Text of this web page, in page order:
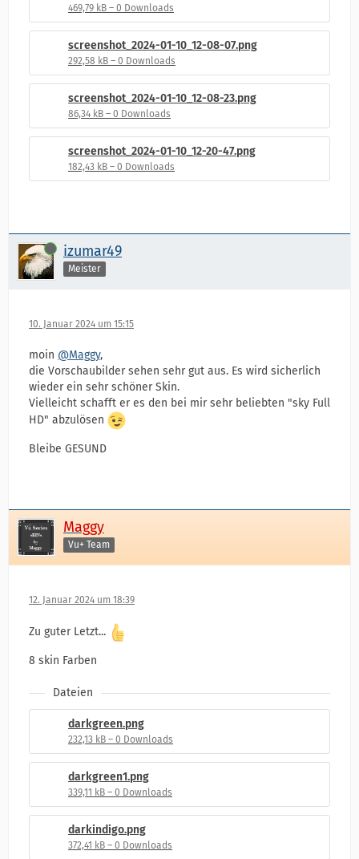
469,79 kB – 0 Downloads
screenshot_2024-01-10_12-08-07.png
292,58 kB – 0 Downloads
screenshot_2024-01-10_12-08-23.png
86,34 kB – 0 Downloads
screenshot_2024-01-10_12-20-47.png
182,43 kB – 0 Downloads
Online izumar49
Meister
10. Januar 2024 um 15:15
moin @Maggy,
die Vorschaubilder sehen sehr gut aus. Es wird sicherlich
wieder ein sehr schöner Skin.
Vielleicht schafft er es den bei mir sehr beliebten "sky Full
HD" abzulösen
Bleibe GESUND
Maggy
Vu+ Team
12. Januar 2024 um 18:39
Zu guter Letzt...
8 skin Farben
Dateien
darkgreen.png
232,13 kB – 0 Downloads
darkgreen1.png
339,11 kB – 0 Downloads
darkindigo.png
372,41 kB – 0 Downloads